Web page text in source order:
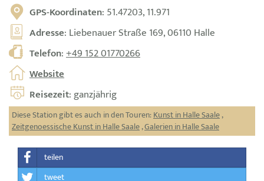
GPS-Koordinaten: 51.47203, 11.971
Adresse: Liebenauer Straße 169, 06110 Halle
Telefon:+49 152 01770266
Website
Reisezeit: ganzjährig
Diese Station gibt es auch in den Touren:Kunst in Halle Saale,
Zeitgenoessische Kunst in Halle Saale,Galerien in Halle Saale
teilen
tweet